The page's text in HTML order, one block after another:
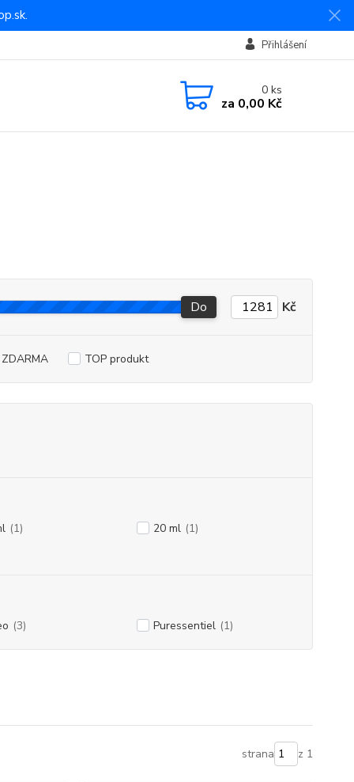
Přihlášení
0ks
za 0,00 Kč
Do Kč
TOP produkt
(1) 20 ml (1)
(3) Puressentiel (1)
strana z 1